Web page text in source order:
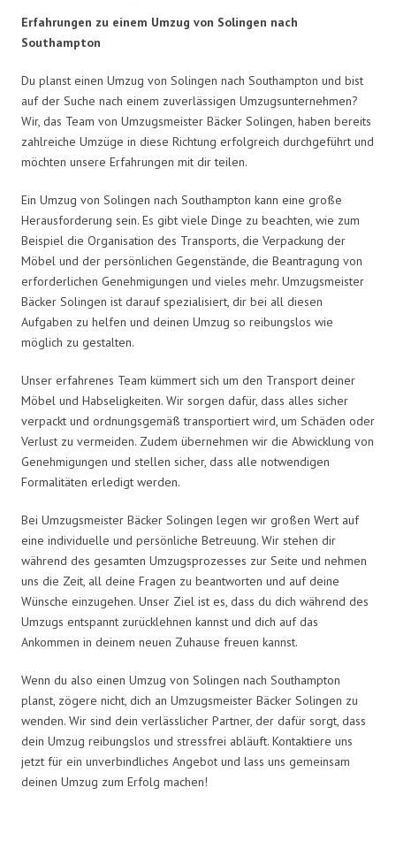
Erfahrungen zu einem Umzug von Solingen nach
Southampton
Du planst einen Umzug von Solingen nach Southampton und bist
auf der Suche nach einem zuverlässigen Umzugsunternehmen?
Wir, das Team von Umzugsmeister Bäcker Solingen, haben bereits
zahlreiche Umzüge in diese Richtung erfolgreich durchgeführt und
möchten unsere Erfahrungen mit dir teilen.
Ein Umzug von Solingen nach Southampton kann eine große
Herausforderung sein. Es gibt viele Dinge zu beachten, wie zum
Beispiel die Organisation des Transports, die Verpackung der
Möbel und der persönlichen Gegenstände, die Beantragung von
erforderlichen Genehmigungen und vieles mehr. Umzugsmeister
Bäcker Solingen ist darauf spezialisiert, dir bei all diesen
Aufgaben zu helfen und deinen Umzug so reibungslos wie
möglich zu gestalten.
Unser erfahrenes Team kümmert sich um den Transport deiner
Möbel und Habseligkeiten. Wir sorgen dafür, dass alles sicher
verpackt und ordnungsgemäß transportiert wird, um Schäden oder
Verlust zu vermeiden. Zudem übernehmen wir die Abwicklung von
Genehmigungen und stellen sicher, dass alle notwendigen
Formalitäten erledigt werden.
Bei Umzugsmeister Bäcker Solingen legen wir großen Wert auf
eine individuelle und persönliche Betreuung. Wir stehen dir
während des gesamten Umzugsprozesses zur Seite und nehmen
uns die Zeit, all deine Fragen zu beantworten und auf deine
Wünsche einzugehen. Unser Ziel ist es, dass du dich während des
Umzugs entspannt zurücklehnen kannst und dich auf das
Ankommen in deinem neuen Zuhause freuen kannst.
Wenn du also einen Umzug von Solingen nach Southampton
planst, zögere nicht, dich an Umzugsmeister Bäcker Solingen zu
wenden. Wir sind dein verlässlicher Partner, der dafür sorgt, dass
dein Umzug reibungslos und stressfrei abläuft. Kontaktiere uns
jetzt für ein unverbindliches Angebot und lass uns gemeinsam
deinen Umzug zum Erfolg machen!